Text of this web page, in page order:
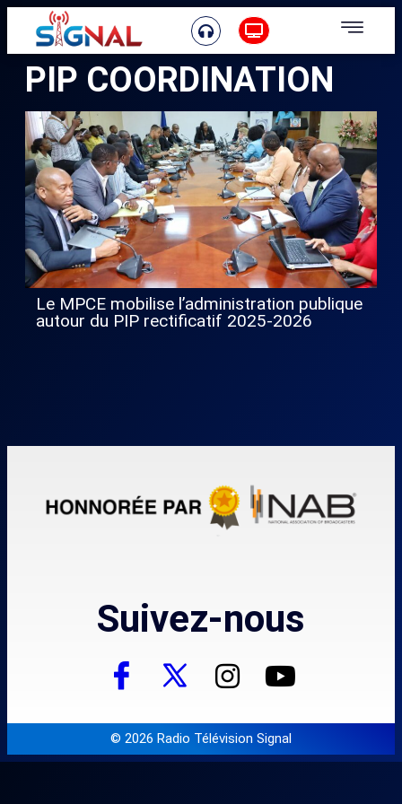
PIP COORDINATION
Le MPCE mobilise l’administration publique
autour du PIP rectificatif 2025-2026
Suivez-nous
© 2026 Radio Télévision Signal